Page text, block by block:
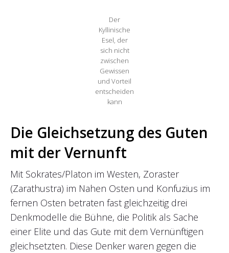
Der
Kyllinische
Esel, der
sich nicht
zwischen
Gewissen
und Vorteil
entscheiden
kann
Die Gleichsetzung des Guten
mit der Vernunft
Mit Sokrates/Platon im Westen, Zoraster
(Zarathustra) im Nahen Osten und Konfuzius im
fernen Osten betraten fast gleichzeitig drei
Denkmodelle die Bühne, die Politik als Sache
einer Elite und das Gute mit dem Vernünftigen
gleichsetzten. Diese Denker waren gegen die